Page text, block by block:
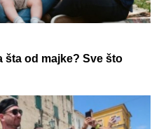
šta od majke? Sve što